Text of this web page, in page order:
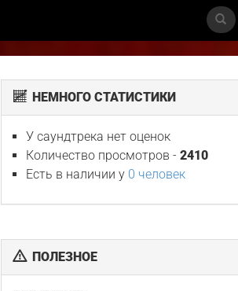
НЕМНОГО СТАТИСТИКИ
У саундтрека нет оценок
Количество просмотров -2410
Есть в наличии у 0 человек
ПОЛЕЗНОЕ